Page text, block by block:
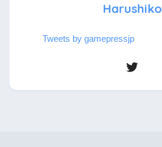
Harushiko
Tweets by gamepressjp